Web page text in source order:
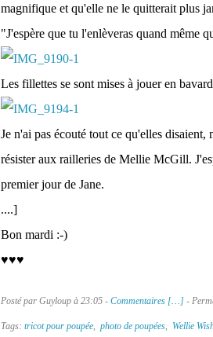
magnifique et qu'elle ne le quitterait plus
"J'espère que tu l'enlèveras quand même
Les fillettes se sont mises à jouer en
Je n'ai pas écouté tout ce qu'elles
résister aux railleries de Mellie McGill.
premier jour de Jane.
....]
Bon mardi :-)
♥♥♥
Posté par Guyloup à 23:05 - Commentaires […] -
Tags: tricot pour poupée, photo de poupées, Wellie